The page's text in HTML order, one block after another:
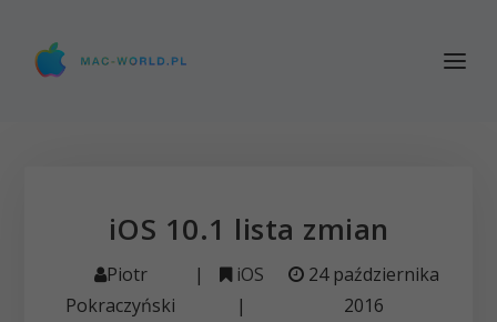
iOS 10.1 lista zmian
Piotr
Pokraczyński
|
iOS
|
24 października
2016